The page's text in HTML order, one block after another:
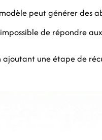
peut générer des
de répondre
ajoutant une étape de